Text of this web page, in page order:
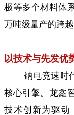
极等多个材料体
万吨级量产的跨越
以技术与先发优
钠电竞速时代
核心引擎。龙鑫
技术创新为驱动